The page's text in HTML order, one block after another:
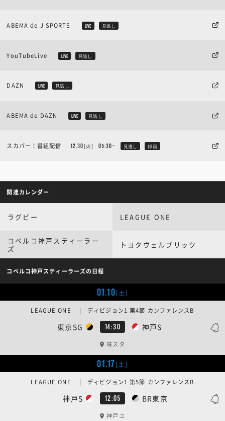
ABEMA de J SPORTS LIVE 見逃し
YouTubeLive LIVE 見逃し
DAZN LIVE 見逃し
ABEMA de DAZN LIVE 見逃し
スカパー！番組配信 12.30 [火] 05:30~ 見逃し 録画
関連カレンダー
ラグビー LEAGUE ONE
コベルコ神戸スティーラー
ズ
トヨタヴェルブリッツ
コベルコ神戸スティーラーズの日程
01.10[土]
東京SG 14:30 神戸S
LEAGUE ONE | ディビジョン1 第4節 カンファレンスB
味スタ
01.17[土]
神戸S 12:05 BR東京
LEAGUE ONE | ディビジョン1 第5節 カンファレンスB
神戸ユ